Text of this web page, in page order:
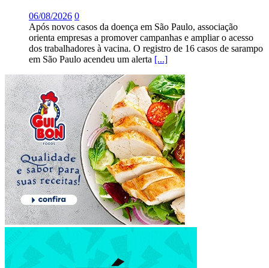
06/08/2026 0
Após novos casos da doença em São Paulo, associação
orienta empresas a promover campanhas e ampliar o acesso
dos trabalhadores à vacina. O registro de 16 casos de sarampo
em São Paulo acendeu um alerta [...]